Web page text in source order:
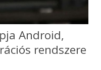
Android,
rendszere